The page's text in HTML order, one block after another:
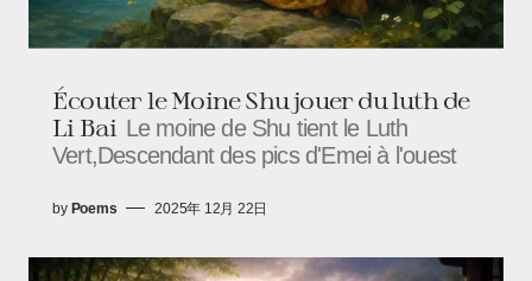
Écouter le Moine Shu jouer du luth de
Li Bai Le moine de Shu tient le Luth
Vert,Descendant des pics d'Emei à l'ouest
by Poems 2025年 12月 22日